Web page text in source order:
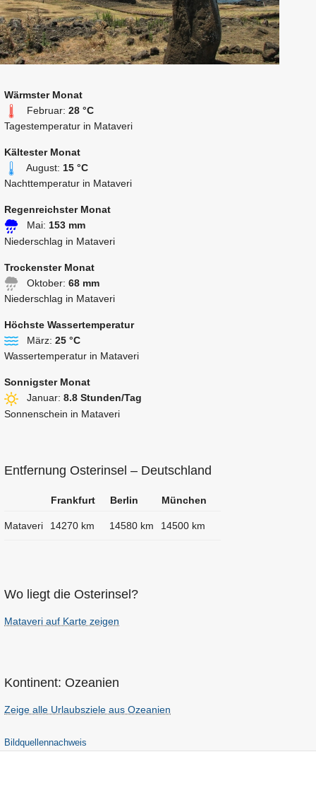
Wärmster Monat
Februar: 28 °C
Tagestemperatur in Mataveri
Kältester Monat
August: 15 °C
Nachttemperatur in Mataveri
Regenreichster Monat
Mai: 153 mm
Niederschlag in Mataveri
Trockenster Monat
Oktober: 68 mm
Niederschlag in Mataveri
Höchste Wassertemperatur
März: 25 °C
Wassertemperatur in Mataveri
Sonnigster Monat
Januar: 8.8 Stunden/Tag
Sonnenschein in Mataveri
Entfernung Osterinsel – Deutschland
Frankfurt Berlin München
Mataveri 14270 km 14580 km 14500 km
Wo liegt die Osterinsel?
Mataveri auf Karte zeigen
Kontinent: Ozeanien
Zeige alle Urlaubsziele aus Ozeanien
Bildquellennachweis